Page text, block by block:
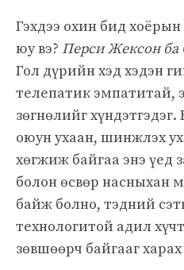
Гэхдээ охин бид
юу вэ? Перси Жексон
Гол дүрийн хэд хэдэн
телепатик эмпатитай,
зөгнөлийг
оюун ухаан, шинжлэх
хөгжиж байгаа энэ үед
болон өсвөр насныхан
байж болно, тэдний
технологитой адил
зөвшөөрч байгааг харах